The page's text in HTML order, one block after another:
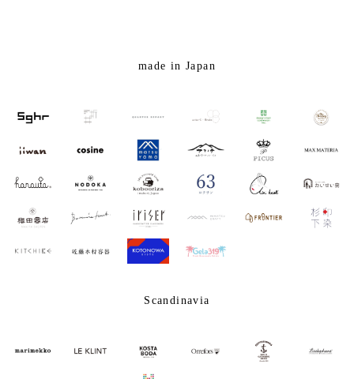
made in Japan
Scandinavia